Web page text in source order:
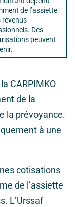
de l’assiette
revenus
Des
peuvent
CARPIMKO
de la
la prévoyance.
à une
cotisations
de l’assiette
L’Urssaf